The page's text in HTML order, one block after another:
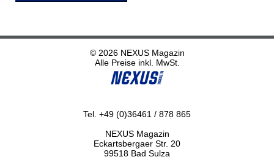
© 2026 NEXUS Magazin
Alle Preise inkl. MwSt.
Tel. +49 (0)36461 / 878 865
NEXUS Magazin
Eckartsbergaer Str. 20
99518 Bad Sulza